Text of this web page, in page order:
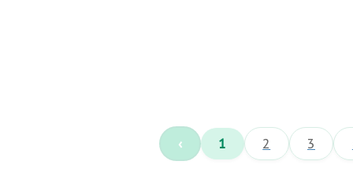
‹ 1 2 3